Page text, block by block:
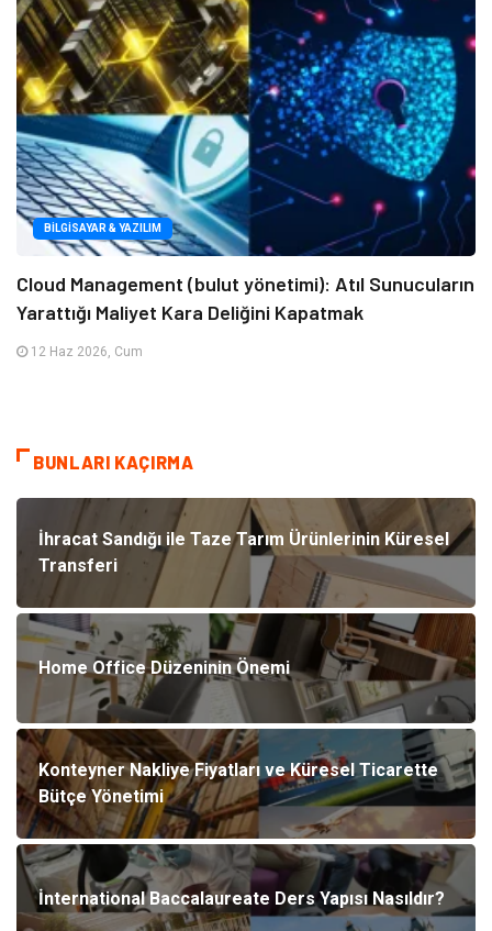
BILGISAYAR & YAZILIM
Cloud Management (bulut yönetimi): Atıl Sunucuların
Yarattığı Maliyet Kara Deliğini Kapatmak
12 Haz 2026, Cum
BUNLARI KAÇIRMA
İhracat Sandığı ile Taze Tarım Ürünlerinin Küresel
Transferi
Home Office Düzeninin Önemi
Konteyner Nakliye Fiyatları ve Küresel Ticarette
Bütçe Yönetimi
İnternational Baccalaureate Ders Yapısı Nasıldır?